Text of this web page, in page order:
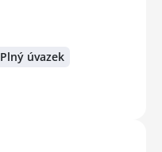
Plný úvazek